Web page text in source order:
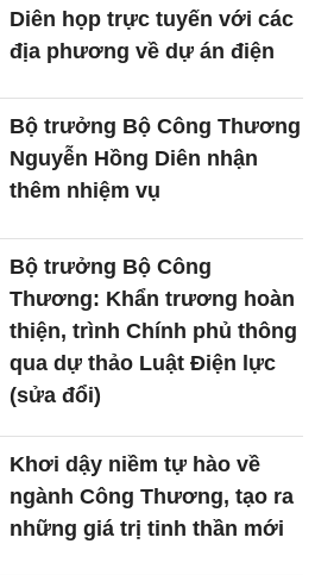
Diên họp trực tuyến với các
địa phương về dự án điện
Bộ trưởng Bộ Công Thương
Nguyễn Hồng Diên nhận
thêm nhiệm vụ
Bộ trưởng Bộ Công
Thương: Khẩn trương hoàn
thiện, trình Chính phủ thông
qua dự thảo Luật Điện lực
(sửa đổi)
Khơi dậy niềm tự hào về
ngành Công Thương, tạo ra
những giá trị tinh thần mới